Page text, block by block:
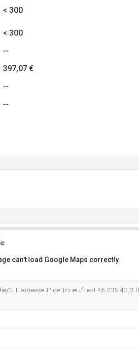
< 300
< 300
--
397,07 €
--
--
can't load Google Maps correctly.
2. L'adresse IP de Tcceu.fr est 46.235.43.3. Il